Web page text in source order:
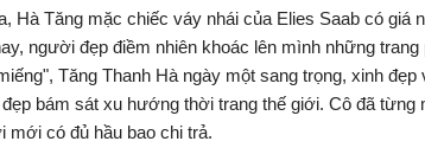
Hà Tăng mặc chiếc váy nhái của Elies Saab có giá
người đẹp điềm nhiên khoác lên mình những
Tăng Thanh Hà ngày một sang trọng, xinh
bám sát xu hướng thời trang thế giới. Cô đã từng
mới có đủ hầu bao chi trả.